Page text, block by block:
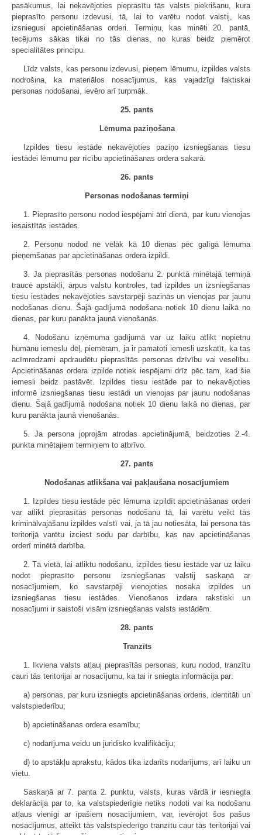
pasākumus, lai nekavējoties pieprasītu tās valsts piekrišanu, kura
pieprasīto personu izdevusi, tā, lai to varētu nodot valstij, kas
izsniegusi apcietināšanas orderi. Termiņu, kas minēti 20. pantā,
tecējums sākas tikai no tās dienas, no kuras beidz piemērot
specialitātes principu.
Līdz valsts, kas personu izdevusi, pieņem lēmumu, izpildes valsts
nodrošina, ka materiālos nosacījumus, kas vajadzīgi faktiskai
personas nodošanai, ievēro arī turpmāk.
25. pants
Lēmuma paziņošana
Izpildes tiesu iestāde nekavējoties paziņo izsniegšanas tiesu
iestādei lēmumu par rīcību apcietināšanas ordera sakarā.
26. pants
Personas nodošanas termiņi
1. Pieprasīto personu nodod iespējami ātri dienā, par kuru vienojas
iesaistītās iestādes.
2. Personu nodod ne vēlāk kā 10 dienas pēc galīgā lēmuma
pieņemšanas par apcietināšanas ordera izpildi.
3. Ja pieprasītās personas nodošanu 2. punktā minētajā termiņā
traucē apstākļi, ārpus valstu kontroles, tad izpildes un izsniegšanas
tiesu iestādes nekavējoties savstarpēji sazinās un vienojas par jaunu
nodošanas dienu. Šajā gadījumā nodošana notiek 10 dienu laikā no
dienas, par kuru panākta jaunā vienošanās.
4. Nodošanu izņēmuma gadījumā var uz laiku atlikt nopietnu
humānu iemeslu dēļ, piemēram, ja ir pamatoti iemesli uzskatīt, ka tas
acīmredzami apdraudētu pieprasītās personas dzīvību vai veselību.
Apcietināšanas ordera izpilde notiek iespējami drīz pēc tam, kad šie
iemesli beidz pastāvēt. Izpildes tiesu iestāde par to nekavējoties
informē izsniegšanas tiesu iestādi un vienojas par jaunu nodošanas
dienu. Šajā gadījumā nodošana notiek 10 dienu laikā no dienas, par
kuru panākta jaunā vienošanās.
5. Ja persona joprojām atrodas apcietinājumā, beidzoties 2.-4.
punkta minētajiem termiņiem to atbrīvo.
27. pants
Nodošanas atlikšana vai pakļaušana nosacījumiem
1. Izpildes tiesu iestāde pēc lēmuma izpildīt apcietināšanas orderi
var atlikt pieprasītās personas nodošanu tā, lai varētu veikt tās
kriminālvajāšanu izpildes valstī vai, ja tā jau notiesāta, lai persona tās
teritorijā varētu izciest sodu par darbību, kas nav apcietināšanas
orderī minētā darbība.
2. Tā vietā, lai atliktu nodošanu, izpildes tiesu iestāde var uz laiku
nodot pieprasīto personu izsniegšanas valstij saskaņā ar
nosacījumiem, ko savstarpēji vienojoties nosaka izpildes un
izsniegšanas tiesu iestādes. Vienošanos izdara rakstiski un
nosacījumi ir saistoši visām izsniegšanas valsts iestādēm.
28. pants
Tranzīts
1. Ikviena valsts atļauj pieprasītās personas, kuru nodod, tranzītu
cauri tās teritorijai ar nosacījumu, ka tai ir sniegta informācija par:
a) personas, par kuru izsniegts apcietināšanas orderis, identitāti un
valstspiederību;
b) apcietināšanas ordera esamību;
c) nodarījuma veidu un juridisko kvalifikāciju;
d) to apstākļu aprakstu, kādos tika izdarīts nodarījums, arī laiku un
vietu.
Saskaņā ar 7. panta 2. punktu, valsts, kuras vārdā ir iesniegta
deklarācija par to, ka valstspiederīgie netiks nodoti vai ka nodošanu
atļaus vienīgi ar īpašiem nosacījumiem, var, ievērojot šos pašus
nosacījumus, atteikt tās valstspiederīgo tranzītu caur tās teritorijai vai